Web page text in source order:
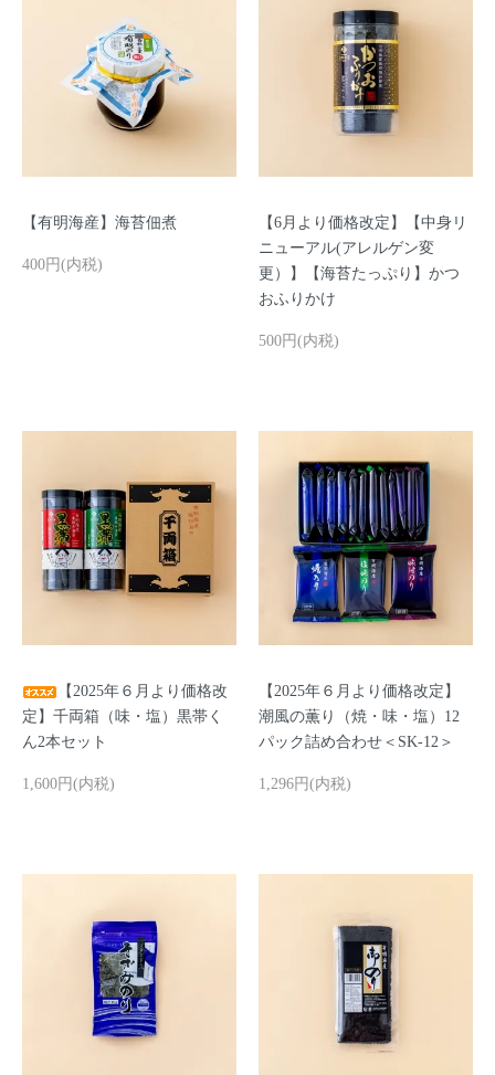
【有明海産】海苔佃煮
400円(内税)
【6月より価格改定】【中身リ
ニューアル(アレルゲン変
更）】【海苔たっぷり】かつ
おふりかけ
500円(内税)
【2025年６月より価格改
定】千両箱（味・塩）黒帯く
ん2本セット
1,600円(内税)
【2025年６月より価格改定】
潮風の薫り（焼・味・塩）12
パック詰め合わせ＜SK-12＞
1,296円(内税)